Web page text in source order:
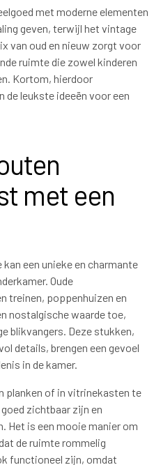
met moderne elementen
geven, terwijl het vintage
van oud en nieuw zorgt voor
ruimte die zowel kinderen
Kortom, hierdoor
de leukste ideeën voor een
met een
een unieke en charmante
Oude
treinen, poppenhuizen en
nostalgische waarde toe,
blikvangers. Deze stukken,
details, brengen een gevoel
in de kamer.
planken of in vitrinekasten te
zichtbaar zijn en
Het is een mooie manier om
de ruimte rommelig
functioneel zijn, omdat